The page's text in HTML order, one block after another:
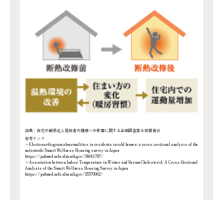
出典：住宅の断熱化と居住者の健康への影響に関する全国調査第６回報告会
参考リンク
・Electrocardiogram abnormalities in residents in cold homes: a cross-sectional analysis of the
nationwide Smart Wellness Housing survey in Japan
https://pubmed.ncbi.nlm.nih.gov/34641787/
・Association between Indoor Temperature in Winter and Serum Cholesterol: A Cross-Sectional
Analysis of the Smart Wellness Housing Survey in Japan
https://pubmed.ncbi.nlm.nih.gov/35570002/